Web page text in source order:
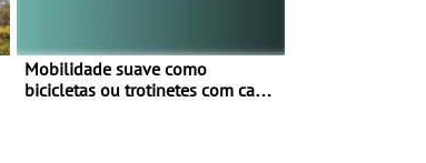
Mobilidade suave como
bicicletas ou trotinetes com cada